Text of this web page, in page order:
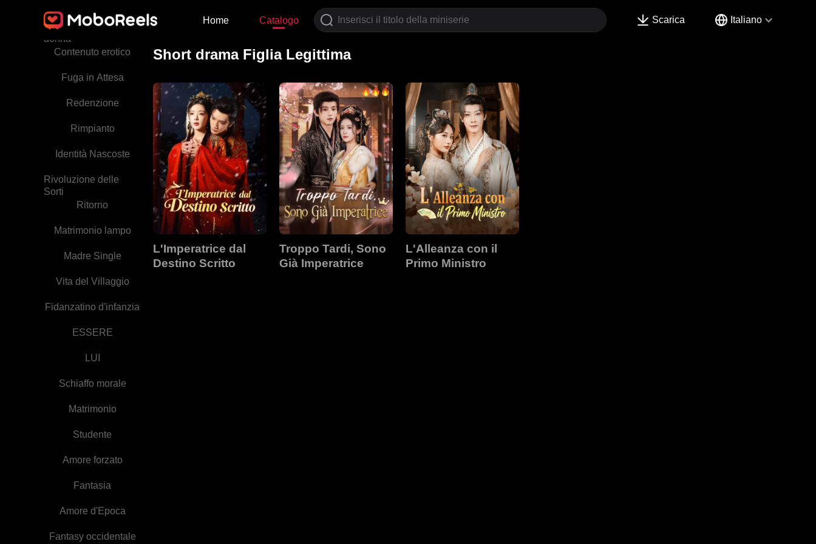
Home Catalogo Scarica Italiano
conquistare
Storia centrata sulla
donna
Contenuto erotico
Fuga in Attesa
Redenzione
Rimpianto
Identità Nascoste
Rivoluzione delle
Sorti
Ritorno
Matrimonio lampo
Madre Single
Vita del Villaggio
Fidanzatino d'infanzia
ESSERE
LUI
Schiaffo morale
Matrimonio
Studente
Amore forzato
Fantasia
Amore d'Epoca
Fantasy occidentale
Short drama Figlia Legittima
L'Imperatrice dal
Destino Scritto
Troppo Tardi, Sono
Già Imperatrice
L'Alleanza con il
Primo Ministro